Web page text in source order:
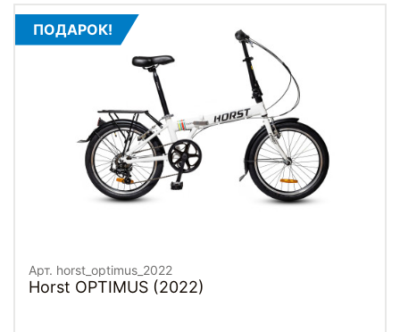
ПОДАРОК!
Арт. horst_optimus_2022
Horst OPTIMUS (2022)